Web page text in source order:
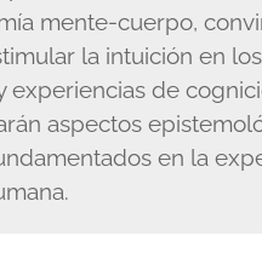
mente-cuerpo,
la intuición en
experiencias de
aspectos
en la